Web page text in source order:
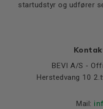
startudstyr og udfører
BEVI A/S -
Herstedvang 10
Mail: